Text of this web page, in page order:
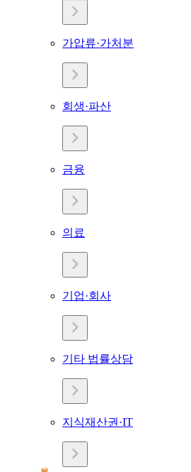
가압류·가처분
회생·파산
금융
의료
기업·회사
기타 법률상담
지식재산권·IT